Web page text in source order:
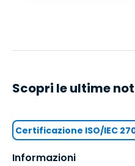
Informazioni
Scopri le ultime
Certificazione ISO/IEC